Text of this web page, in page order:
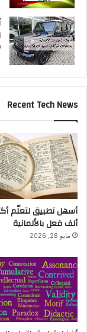
Recent Tech News
ألف فعل بالألمانية
مايو 28, 2026